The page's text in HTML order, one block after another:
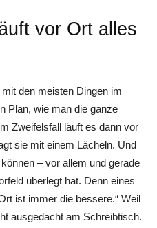
vor Ort alles
den meisten Dingen im
Plan, wie man die ganze
Zweifelsfall läuft es dann vor
sie mit einem Lächeln. Und
– vor allem und gerade
überlegt hat. Denn eines
ist immer die bessere.“ Weil
ausgedacht am Schreibtisch.